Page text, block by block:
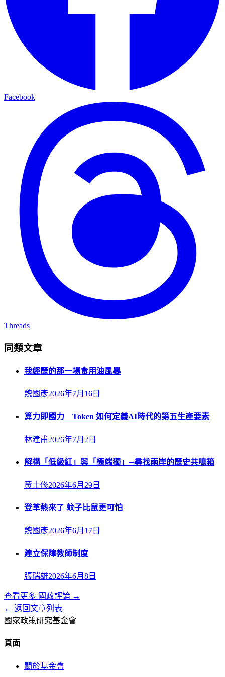
Facebook
Threads
同類文章
我經歷的那一場食用油風暴
魏國彥2026年7月16日
算力即國力 Token 如何定義AI時代的第五生產要素
林建甫2026年7月2日
解構「低級紅」與「極端獨」─尋找兩岸的歷史共鳴箱
黃士修2026年6月29日
登革熱來了 蚊子比鼠更可怕
魏國彥2026年6月17日
建立保障教師制度
張瑞雄2026年6月8日
查看更多 國政評論 →
← 返回文章列表
國家政策研究基金會
頁面
關於基金會